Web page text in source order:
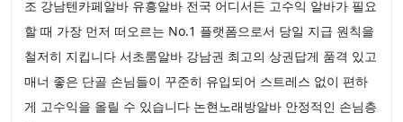
조 강남텐카페알바 유흥알바 전국 어디서든 고수익 알바가 필요
할 때 가장 먼저 떠오르는 No.1 플랫폼으로서 당일 지급 원칙을
철저히 지킵니다 서초룸알바 강남권 최고의 상권답게 품격 있고
매너 좋은 단골 손님들이 꾸준히 유입되어 스트레스 없이 편하
게 고수익을 올릴 수 있습니다 논현노래방알바 안정적인 손님층